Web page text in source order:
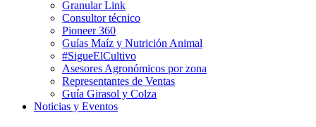
Granular Link
Consultor técnico
Pioneer 360
Guías Maíz y Nutrición Animal
#SigueElCultivo
Asesores Agronómicos por zona
Representantes de Ventas
Guía Girasol y Colza
Noticias y Eventos